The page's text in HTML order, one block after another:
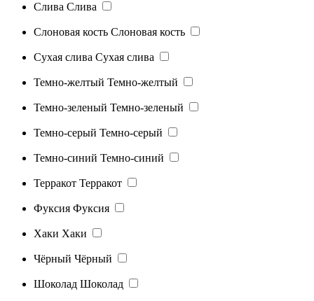
Слива Слива
Слоновая кость Слоновая кость
Сухая слива Сухая слива
Темно-желтый Темно-желтый
Темно-зеленый Темно-зеленый
Темно-серый Темно-серый
Темно-синий Темно-синий
Терракот Терракот
Фуксия Фуксия
Хаки Хаки
Чёрный Чёрный
Шоколад Шоколад